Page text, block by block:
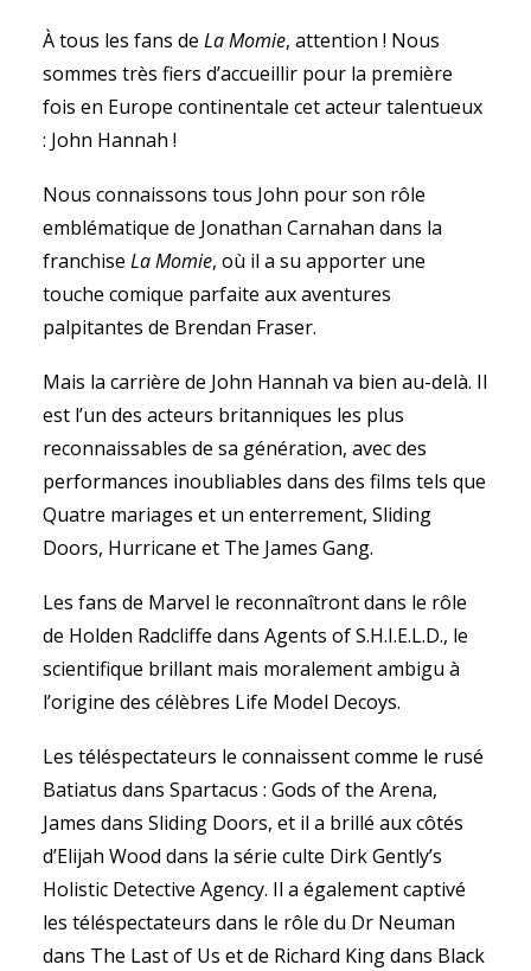
À tous les fans de La Momie, attention ! Nous
sommes très fiers d’accueillir pour la première
fois en Europe continentale cet acteur talentueux
: John Hannah !
Nous connaissons tous John pour son rôle
emblématique de Jonathan Carnahan dans la
franchise La Momie, où il a su apporter une
touche comique parfaite aux aventures
palpitantes de Brendan Fraser.
Mais la carrière de John Hannah va bien au-delà. Il
est l’un des acteurs britanniques les plus
reconnaissables de sa génération, avec des
performances inoubliables dans des films tels que
Quatre mariages et un enterrement, Sliding
Doors, Hurricane et The James Gang.
Les fans de Marvel le reconnaîtront dans le rôle
de Holden Radcliffe dans Agents of S.H.I.E.L.D., le
scientifique brillant mais moralement ambigu à
l’origine des célèbres Life Model Decoys.
Les téléspectateurs le connaissent comme le rusé
Batiatus dans Spartacus : Gods of the Arena,
James dans Sliding Doors, et il a brillé aux côtés
d’Elijah Wood dans la série culte Dirk Gently’s
Holistic Detective Agency. Il a également captivé
les téléspectateurs dans le rôle du Dr Neuman
dans The Last of Us et de Richard King dans Black